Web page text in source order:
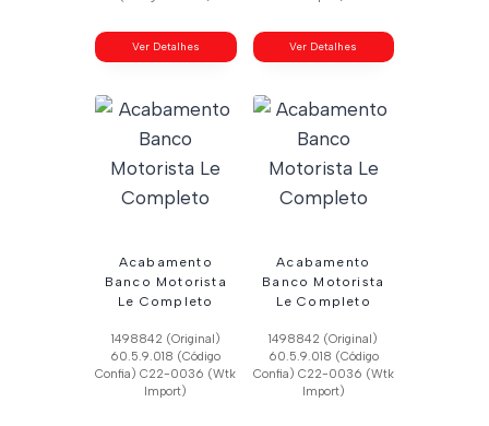
Ver Detalhes Ver Detalhes
Acabamento
Banco Motorista
Le Completo
1498842 (Original)
60.5.9.018 (Código
Confia) C22-0036 (Wtk
Import)
Acabamento
Banco Motorista
Le Completo
1498842 (Original)
60.5.9.018 (Código
Confia) C22-0036 (Wtk
Import)